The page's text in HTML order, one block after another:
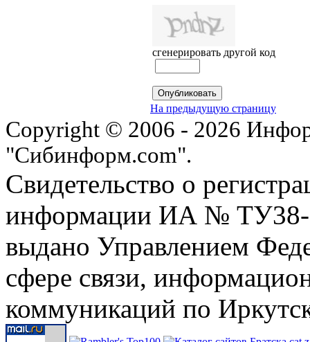
сгенерировать другой код
На предыдущую страницу
Copyright © 2006 - 2026
"Сибинформ.com".
Свидетельство о
информации ИА № ТУ38-
выдано Управлением
сфере связи,
коммуникаций по